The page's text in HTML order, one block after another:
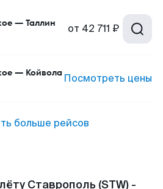
— Таллин от 42 711 ₽
— Койвола Посмотреть цены
больше рейсов
Ставрополь (STW) -